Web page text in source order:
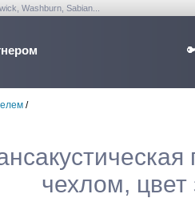
Washburn, Sabian...
/
чехлом, цвет